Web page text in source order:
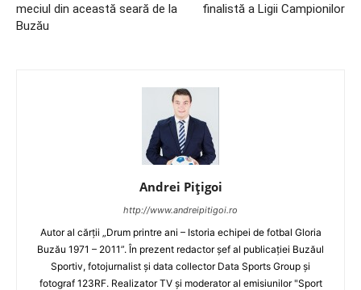
meciul din această seară de la
Buzău
finalistă a Ligii Campionilor
Andrei Pițigoi
http://www.andreipitigoi.ro
Autor al cărţii „Drum printre ani – Istoria echipei de fotbal Gloria
Buzău 1971 – 2011”. În prezent redactor şef al publicaţiei Buzăul
Sportiv, fotojurnalist şi data collector Data Sports Group şi
fotograf 123RF. Realizator TV şi moderator al emisiunilor "Sport